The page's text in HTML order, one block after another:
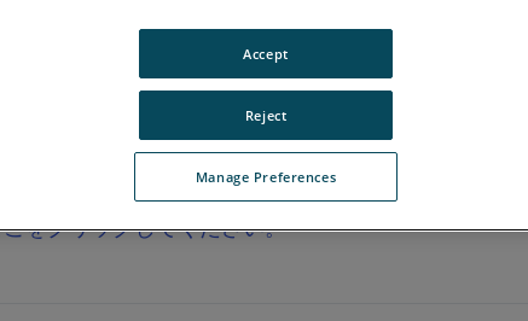
をクリックしてください。
Manage Preferences
Reject
Accept